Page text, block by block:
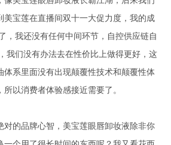
美宝莲在直播间双十一大促力度，我的成
，我还没有任何中间环节，自控供应链自
我们没有办法去在性价比上做得更好，这
体系里面没有出现颠覆性技术和颠覆性体
以消费者体验感接近需要了。
对的品牌心智，美宝莲眼唇卸妆液除非你